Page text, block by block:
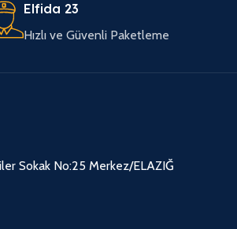
Elfida 23
Hızlı ve Güvenli Paketleme
Sokak No:25 Merkez/ELAZIĞ